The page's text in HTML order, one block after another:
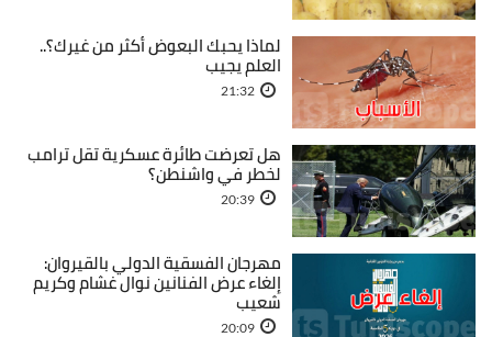
لماذا يحبك البعوض أكثر من غيرك؟..
العلم يجيب
21:32
هل تعرضت طائرة عسكرية تقل ترامب
لخطر في واشنطن؟
20:39
مهرجان الفسقية الدولي بالقيروان:
إلغاء عرض الفنانين نوال غشام وكريم
شعيب
20:09